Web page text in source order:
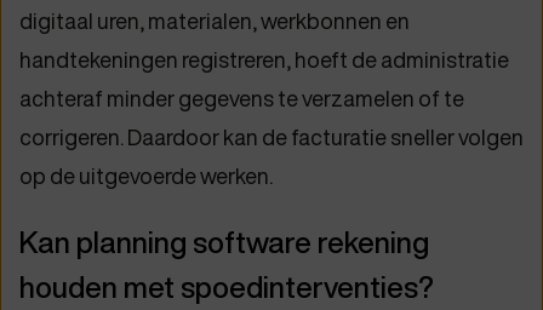
digitaal uren, materialen, werkbonnen en
handtekeningen registreren, hoeft de administratie
achteraf minder gegevens te verzamelen of te
corrigeren. Daardoor kan de facturatie sneller volgen
op de uitgevoerde werken.
Kan planning software rekening
houden met spoedinterventies?